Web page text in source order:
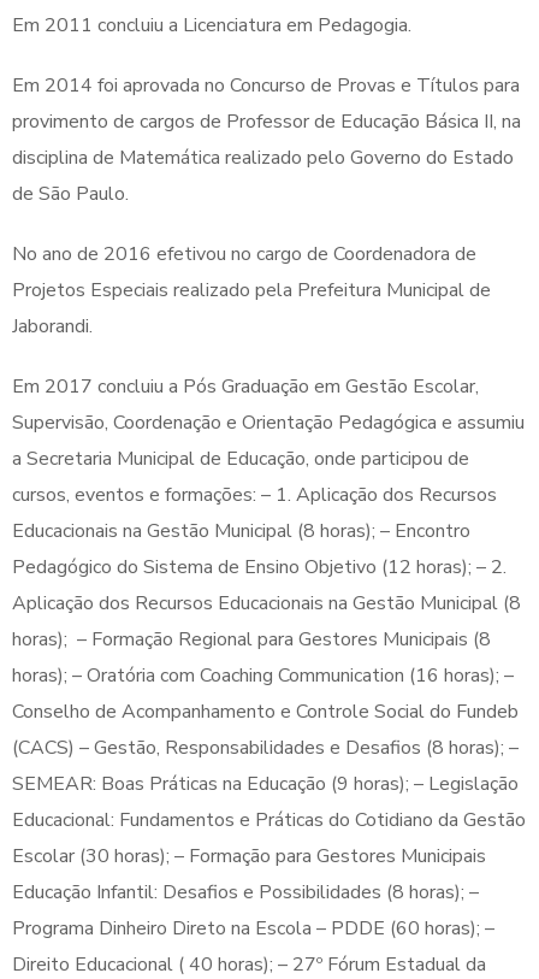
Em 2011 concluiu a Licenciatura em Pedagogia.
Em 2014 foi aprovada no Concurso de Provas e Títulos para
provimento de cargos de Professor de Educação Básica II, na
disciplina de Matemática realizado pelo Governo do Estado
de São Paulo.
No ano de 2016 efetivou no cargo de Coordenadora de
Projetos Especiais realizado pela Prefeitura Municipal de
Jaborandi.
Em 2017 concluiu a Pós Graduação em Gestão Escolar,
Supervisão, Coordenação e Orientação Pedagógica e assumiu
a Secretaria Municipal de Educação, onde participou de
cursos, eventos e formações: – 1. Aplicação dos Recursos
Educacionais na Gestão Municipal (8 horas); – Encontro
Pedagógico do Sistema de Ensino Objetivo (12 horas); – 2.
Aplicação dos Recursos Educacionais na Gestão Municipal (8
horas); – Formação Regional para Gestores Municipais (8
horas); – Oratória com Coaching Communication (16 horas); –
Conselho de Acompanhamento e Controle Social do Fundeb
(CACS) – Gestão, Responsabilidades e Desafios (8 horas); –
SEMEAR: Boas Práticas na Educação (9 horas); – Legislação
Educacional: Fundamentos e Práticas do Cotidiano da Gestão
Escolar (30 horas); – Formação para Gestores Municipais
Educação Infantil: Desafios e Possibilidades (8 horas); –
Programa Dinheiro Direto na Escola – PDDE (60 horas); –
Direito Educacional ( 40 horas); – 27º Fórum Estadual da